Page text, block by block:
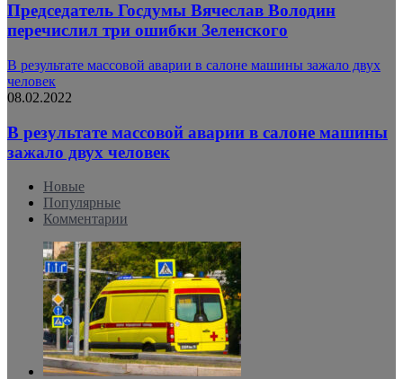
Председатель Госдумы Вячеслав Володин
перечислил три ошибки Зеленского
В результате массовой аварии в салоне машины зажало двух
человек
08.02.2022
В результате массовой аварии в салоне машины
зажало двух человек
Новые
Популярные
Комментарии